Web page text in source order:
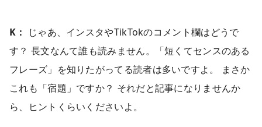
K：
じゃあ、インスタやTikTokのコメント欄はどうで
す？ 長文なんて誰も読みません。「短くてセンスのある
フレーズ」を知りたがってる読者は多いですよ。 まさか
これも「宿題」ですか？ それだと記事になりませんか
ら、ヒントくらいくださいよ。